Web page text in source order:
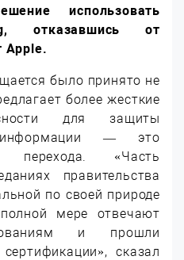
использовать
отказавшись от
Apple.
было принято не
более жесткие
для защиты
информации — это
перехода. «Часть
правительства
по своей природе
мере отвечают
и прошли
сказал